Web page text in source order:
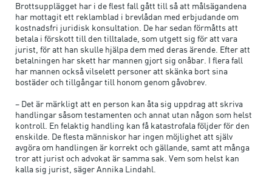
Brottsupplägget har i de flest fall gått till så att målsägandena
har mottagit ett reklamblad i brevlådan med erbjudande om
kostnadsfri juridisk konsultation. De har sedan förmåtts att
betala i förskott till den tilltalade, som utgett sig för att vara
jurist, för att han skulle hjälpa dem med deras ärende. Efter att
betalningen har skett har mannen gjort sig onåbar. I flera fall
har mannen också vilselett personer att skänka bort sina
bostäder och tillgångar till honom genom gåvobrev.
– Det är märkligt att en person kan åta sig uppdrag att skriva
handlingar såsom testamenten och annat utan någon som helst
kontroll. En felaktig handling kan få katastrofala följder för den
enskilde. De flesta människor har ingen möjlighet att själv
avgöra om handlingen är korrekt och gällande, samt att många
tror att jurist och advokat är samma sak. Vem som helst kan
kalla sig jurist, säger Annika Lindahl.